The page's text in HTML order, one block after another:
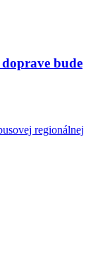
bude
regionálnej